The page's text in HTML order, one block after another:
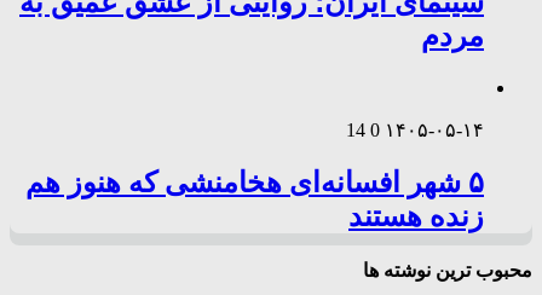
مردم
۱۴۰۵-۰۵-۱۴ 0
14
۵ شهر افسانه‌ای هخامنشی که هنوز هم
زنده هستند
محبوب ترین نوشته ها